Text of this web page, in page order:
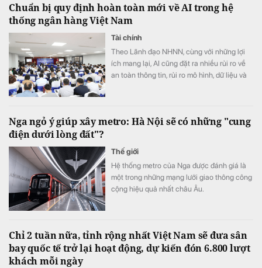
Chuẩn bị quy định hoàn toàn mới về AI trong hệ
thống ngân hàng Việt Nam
Tài chính
Theo Lãnh đạo NHNN, cùng với những lợi
ích mang lại, AI cũng đặt ra nhiều rủi ro về
an toàn thông tin, rủi ro mô hình, dữ liệu và
Nga ngỏ ý giúp xây metro: Hà Nội sẽ có những "cung
điện dưới lòng đất"?
Thế giới
Hệ thống metro của Nga được đánh giá là
một trong những mạng lưới giao thông công
cộng hiệu quả nhất châu Âu.
Chỉ 2 tuần nữa, tỉnh rộng nhất Việt Nam sẽ đưa sân
bay quốc tế trở lại hoạt động, dự kiến đón 6.800 lượt
khách mỗi ngày